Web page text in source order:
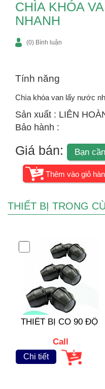
CHÌA KHÓA
NHANH
(0) Bình luận
Tính năng
Chìa khóa van lấy nước
Sản xuất : LIÊN
Bảo hành :
Giá bán: Bạn
THIẾT BỊ TRONG
THIẾT BỊ CO 90 ĐỘ
Call
Chi tiết